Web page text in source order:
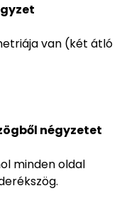
van (két átló
négyzetet
minden oldal